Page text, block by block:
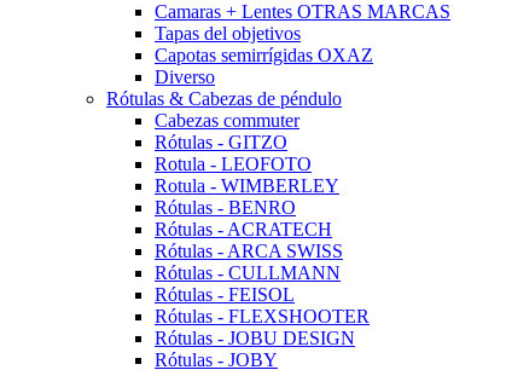
Camaras + Lentes OTRAS MARCAS
Tapas del objetivos
Capotas semirrígidas OXAZ
Diverso
Rótulas & Cabezas de péndulo
Cabezas commuter
Rótulas - GITZO
Rotula - LEOFOTO
Rotula - WIMBERLEY
Rótulas - BENRO
Rótulas - ACRATECH
Rótulas - ARCA SWISS
Rótulas - CULLMANN
Rótulas - FEISOL
Rótulas - FLEXSHOOTER
Rótulas - JOBU DESIGN
Rótulas - JOBY